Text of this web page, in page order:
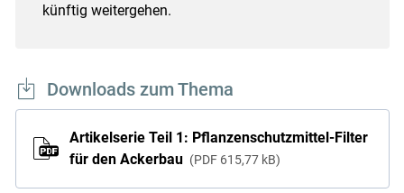
künftig weitergehen.
Downloads zum Thema
Artikelserie Teil 1: Pflanzenschutzmittel-Filter
für den Ackerbau
PDF 615,77 kB